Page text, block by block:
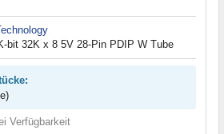
bit 32K x 8 5V 28-Pin PDIP W Tube
Verfügbarkeit